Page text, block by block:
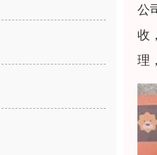
公
收
理